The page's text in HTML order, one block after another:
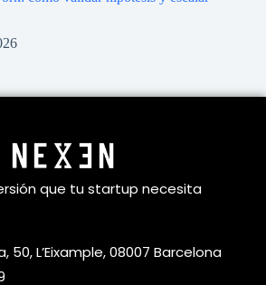
que tu startup necesita
50, L’Eixample, 08007 Barcelona